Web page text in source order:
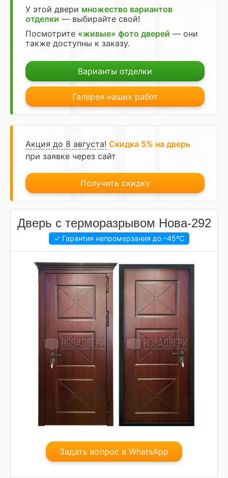
У этой двери множество вариантов
отделки — выбирайте свой!
Посмотрите «живые» фото дверей — они
также доступны к заказу.
Варианты отделки
Галерея наших работ
Акция до 8 августа! Скидка 5% на дверь
при заявке через сайт
Получить скидку
Дверь с терморазрывом Нова-292
✓ Гарантия непромерзания до –45ºC
Задать вопрос в WhatsApp